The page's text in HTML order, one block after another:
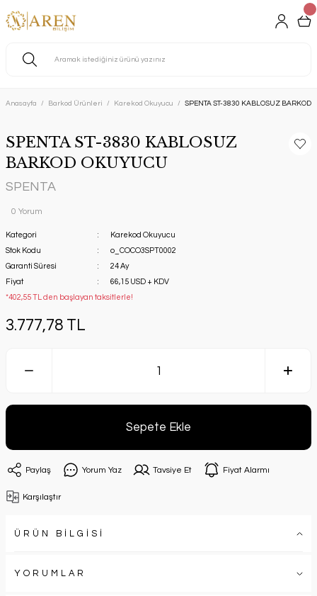
Anasayfa Barkod Ürünleri Karekod Okuyucu SPENTA ST-3830 KABLOSUZ BARKOD
SPENTA ST-3830 KABLOSUZ
BARKOD OKUYUCU
SPENTA
0 Yorum
Kategori
Karekod Okuyucu
Stok Kodu
o_COCO3SPT0002
Garanti Süresi
24 Ay
Fiyat
66,15 USD + KDV
*402,55 TL den başlayan taksitlerle!
3.777,78 TL
Sepete Ekle
Paylaş Yorum Yaz Tavsiye Et Fiyat Alarmı
Karşılaştır
ÜRÜN BİLGİSİ
YORUMLAR